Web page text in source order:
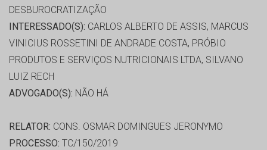
DESBUROCRATIZAÇÃO
INTERESSADO(S): CARLOS ALBERTO DE ASSIS, MARCUS
VINICIUS ROSSETINI DE ANDRADE COSTA, PRÓBIO
PRODUTOS E SERVIÇOS NUTRICIONAIS LTDA, SILVANO
LUIZ RECH
ADVOGADO(S): NÃO HÁ
RELATOR: CONS. OSMAR DOMINGUES JERONYMO
PROCESSO: TC/150/2019